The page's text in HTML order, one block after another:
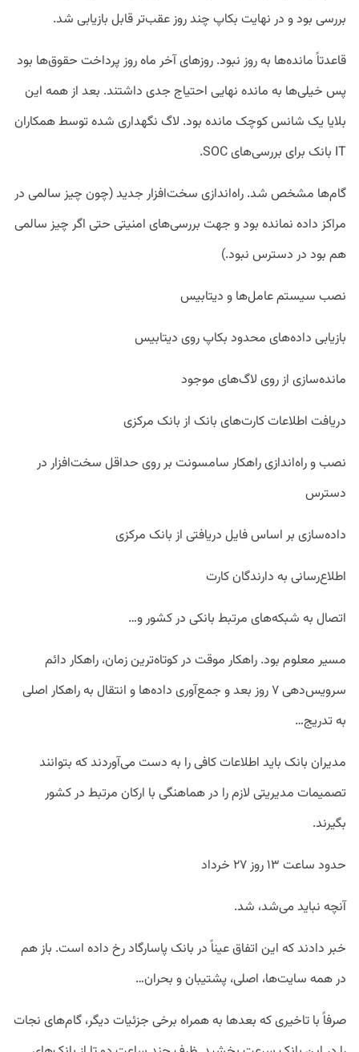
بررسی بود و در نهایت بکاپ چند روز عقب‌تر قابل بازیابی شد.
قاعدتاً مانده‌ها به روز نبود. روزهای آخر ماه روز پرداخت حقوق‌ها بود
پس خیلی‌ها به مانده نهایی احتیاج جدی داشتند. بعد از همه این
بلایا یک شانس کوچک مانده بود. لاگ نگهداری شده توسط همکاران
IT بانک برای بررسی‌های SOC.
گام‌ها مشخص شد. راه‌اندازی سخت‌افزار جدید (چون چیز سالمی در
مراکز داده نمانده بود و جهت بررسی‌های امنیتی حتی اگر چیز سالمی
هم بود در دسترس نبود.)
نصب سیستم عامل‌ها و دیتابیس
بازیابی داده‌های محدود بکاپ روی دیتابیس
مانده‌سازی از روی لاگ‌های موجود
دریافت اطلاعات کارت‌های بانک از بانک مرکزی
نصب و راه‌اندازی راهکار سامسونت بر روی حداقل سخت‌افزار در
دسترس
داده‌سازی بر اساس فایل دریافتی از بانک مرکزی
اطلاع‌رسانی به دارندگان کارت
اتصال به شبکه‌های مرتبط بانکی در کشور و…
مسیر معلوم بود. راهکار موقت در کوتاه‌ترین زمان، راهکار دائم
سرویس‌دهی ۷ روز بعد و جمع‌آوری داده‌ها و انتقال به راهکار اصلی
به تدریج…
مدیران بانک باید اطلاعات کافی را به دست می‌آوردند که بتوانند
تصمیمات مدیریتی لازم را در هماهنگی با ارکان مرتبط در کشور
بگیرند.
حدود ساعت ۱۳ روز ۲۷ خرداد
آنچه نباید می‌شد، شد.
خبر دادند که این اتفاق عیناً در بانک پاسارگاد رخ داده است. باز هم
در همه سایت‌ها، اصلی، پشتیبان و بحران…
صرفاً با تاخیری که بعدها به همراه برخی جزئیات دیگر، گام‌های نجات